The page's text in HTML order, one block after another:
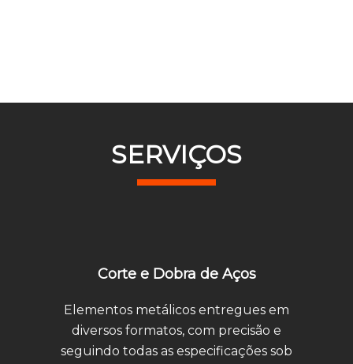
SERVIÇOS
Corte e Dobra de Aços
Elementos metálicos entregues em
diversos formatos, com precisão e
seguindo todas as especificações sob